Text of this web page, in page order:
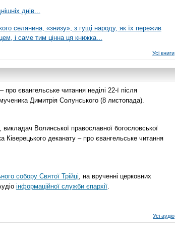
днів...
селянина, «знизу», з гущі народу, як їх пережив
і саме тим цінна ця книжка...
Усі книги
євангельське читання неділі 22-ї після
Димитрія Солунського (8 листопада).
Волинської православної богословської
деканату – про євангельське читання
собору Святої Трійці, на врученні церковних
інформаційної служби єпархії.
Усі аудіо